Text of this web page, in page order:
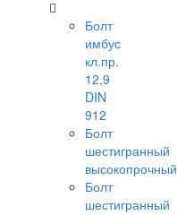
Болт
имбус
кл.пр.
12,9
DIN
912
Болт
шестигранный
высокопрочный
Болт
шестигранный